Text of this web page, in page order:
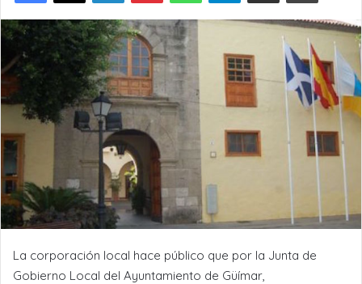
La corporación local hace público que por la Junta de
Gobierno Local del Ayuntamiento de Güímar,